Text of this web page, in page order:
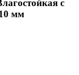
с
мм